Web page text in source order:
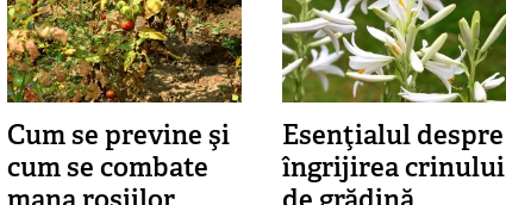
Cum se previne şi
cum se combate
Esenţialul despre
îngrijirea crinului